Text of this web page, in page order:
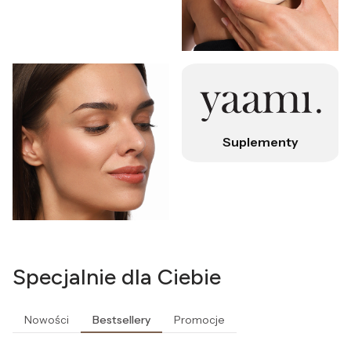
Suplementy
Specjalnie dla Ciebie
Nowości Bestsellery Promocje